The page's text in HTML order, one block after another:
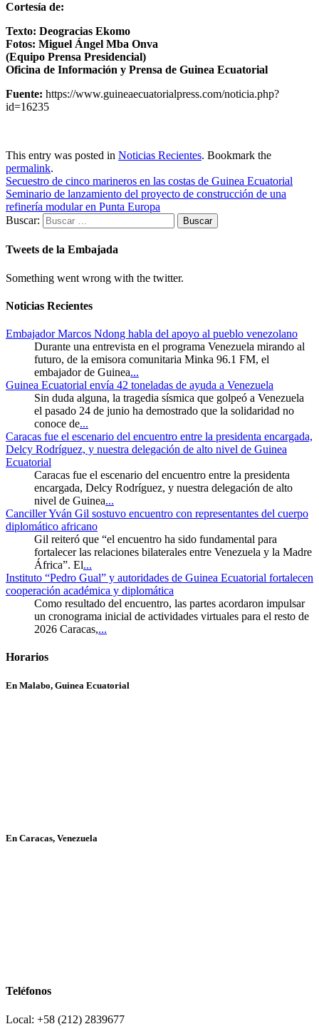
Cortesía de:
Texto: Deogracias Ekomo
Fotos: Miguel Ángel Mba Onva
(Equipo Prensa Presidencial)
Oficina de Información y Prensa de Guinea Ecuatorial
Fuente: https://www.guineaecuatorialpress.com/noticia.php?
id=16235
This entry was posted in Noticias Recientes. Bookmark the
permalink.
Secuestro de cinco marineros en las costas de Guinea Ecuatorial
Seminario de lanzamiento del proyecto de construcción de una
refinería modular en Punta Europa
Buscar:
Tweets de la Embajada
Something went wrong with the twitter.
Noticias Recientes
Embajador Marcos Ndong habla del apoyo al pueblo venezolano
Durante una entrevista en el programa Venezuela mirando al
futuro, de la emisora comunitaria Minka 96.1 FM, el
embajador de Guinea...
Guinea Ecuatorial envía 42 toneladas de ayuda a Venezuela
Sin duda alguna, la tragedia sísmica que golpeó a Venezuela
el pasado 24 de junio ha demostrado que la solidaridad no
conoce de...
Caracas fue el escenario del encuentro entre la presidenta encargada,
Delcy Rodríguez, y nuestra delegación de alto nivel de Guinea
Ecuatorial
Caracas fue el escenario del encuentro entre la presidenta
encargada, Delcy Rodríguez, y nuestra delegación de alto
nivel de Guinea...
Canciller Yván Gil sostuvo encuentro con representantes del cuerpo
diplomático africano
Gil reiteró que “el encuentro ha sido fundamental para
fortalecer las relaciones bilaterales entre Venezuela y la Madre
África”. El...
Instituto “Pedro Gual” y autoridades de Guinea Ecuatorial fortalecen
cooperación académica y diplomática
Como resultado del encuentro, las partes acordaron impulsar
un cronograma inicial de actividades virtuales para el resto de
2026 Caracas,...
Horarios
En Malabo, Guinea Ecuatorial
En Caracas, Venezuela
Teléfonos
Local: +58 (212) 2839677